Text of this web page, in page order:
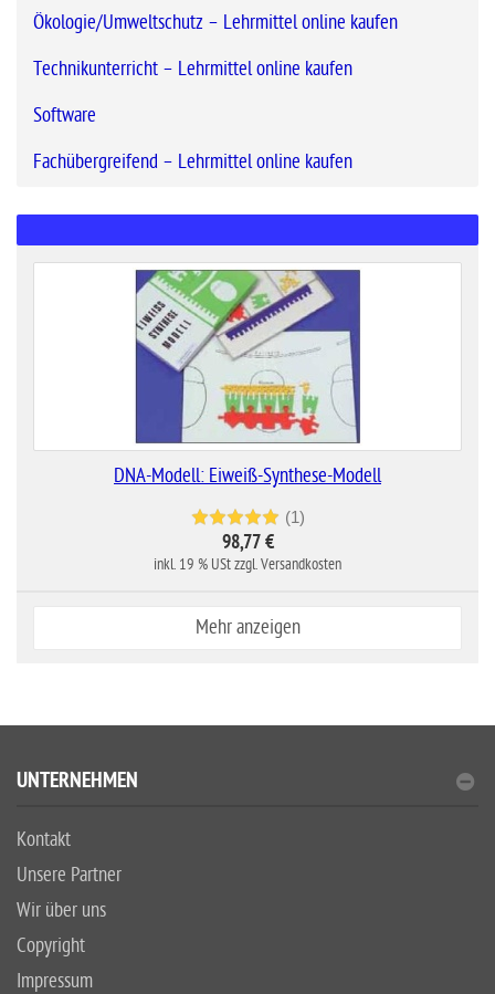
Ökologie/Umweltschutz – Lehrmittel online kaufen
Technikunterricht – Lehrmittel online kaufen
Software
Fachübergreifend – Lehrmittel online kaufen
DNA-Modell: Eiweiß-Synthese-Modell
(1)
98,77 €
inkl. 19 % USt zzgl. Versandkosten
Mehr anzeigen
UNTERNEHMEN
Kontakt
Unsere Partner
Wir über uns
Copyright
Impressum